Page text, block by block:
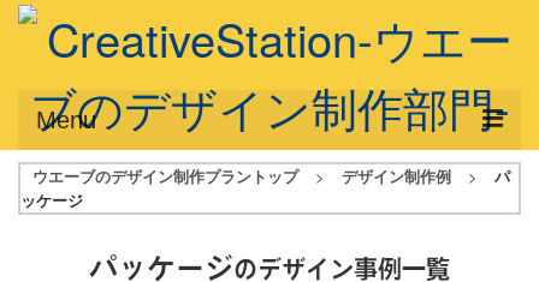
Menu
サービス概要
ウエーブのデザイン制作プラントップ > デザイン制作例 >
パ
ッケージ
パッケージのデザイン事例一覧